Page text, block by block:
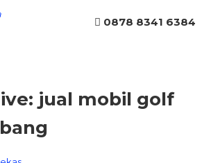
0878 8341 6384
jual mobil golf